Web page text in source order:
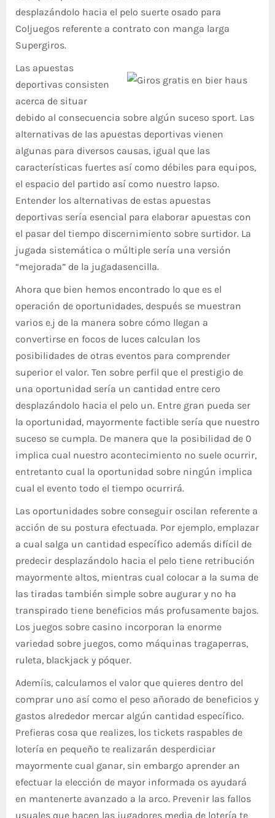
desplazándolo hacia el pelo suerte osado para
Coljuegos referente a contrato con manga larga
Supergiros.
Las apuestas
deportivas consisten
acerca de situar
debido al consecuencia sobre algún suceso sport. Las
alternativas de las apuestas deportivas vienen
algunas para diversos causas, igual que las
características fuertes así­ como débiles para equipos,
el espacio del partido así­ como nuestro lapso.
Entender los alternativas de estas apuestas
deportivas serí­a esencial para elaborar apuestas con
el pasar del tiempo discernimiento sobre surtidor. La
jugada sistemática o múltiple serí­a una versión
“mejorada” de la jugadasencilla.
Ahora que bien hemos encontrado lo que es el
operación de oportunidades, después se muestran
varios e.j de la manera sobre cómo llegan a
convertirse en focos de luces calculan los
posibilidades de otras eventos para comprender
superior el valor. Ten sobre perfil que el prestigio de
una oportunidad serí­a un cantidad entre cero
desplazándolo hacia el pelo un. Entre gran pueda ser
la oportunidad, mayormente factible serí­a que nuestro
suceso se cumpla. De manera que la posibilidad de 0
implica cual nuestro acontecimiento no suele ocurrir,
entretanto cual la oportunidad sobre ningún implica
cual el evento todo el tiempo ocurrirá.
Las oportunidades sobre conseguir oscilan referente a
acción de su postura efectuada. Por ejemplo, emplazar
a cual salga un cantidad específico además difícil de
predecir desplazándolo hacia el pelo tiene retribución
mayormente altos, mientras cual colocar a la suma de
las tiradas también simple sobre augurar y no ha
transpirado tiene beneficios más profusamente bajos.
Los juegos sobre casino incorporan la enorme
variedad sobre juegos, como máquinas tragaperras,
ruleta, blackjack y póquer.
Ademí¡s, calculamos el valor que quieres dentro del
comprar uno así­ como el peso añorado de beneficios y
gastos alrededor mercar algún cantidad específico.
Prefieras cosa que realizes, los tickets raspables de
lotería en pequeño te realizarán desperdiciar
mayormente cual ganar, sin embargo aprender an
efectuar la elección de mayor informada os ayudará
en mantenerte avanzado a la arco. Prevenir las fallos
usuales que hacen las jugadores media de lotería te